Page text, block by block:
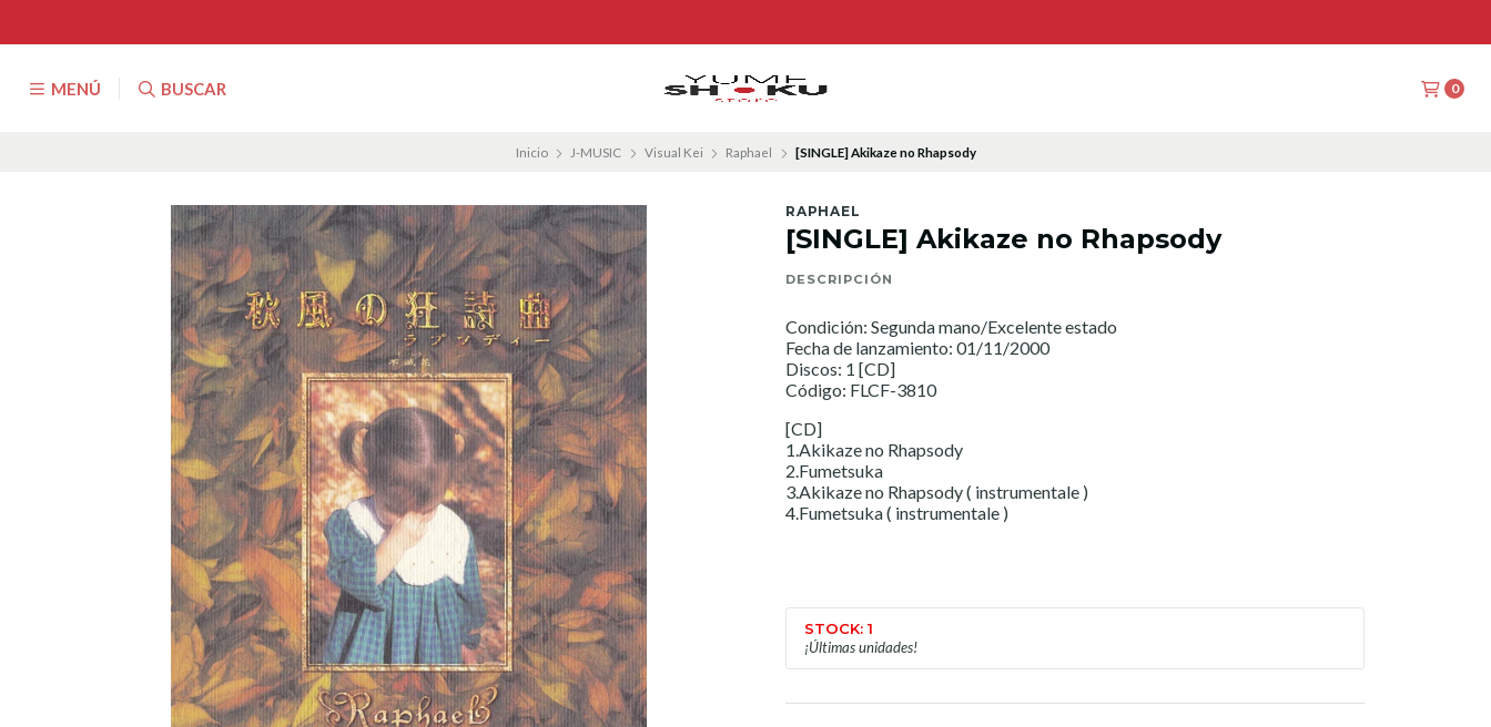
MENÚ BUSCAR 0
Inicio J-MUSIC Visual Kei Raphael [SINGLE] Akikaze no Rhapsody
RAPHAEL
[SINGLE] Akikaze no Rhapsody
DESCRIPCIÓN
Condición: Segunda mano/Excelente estado
Fecha de lanzamiento: 01/11/2000
Discos: 1 [CD]
Código: FLCF-3810
[CD]
1.Akikaze no Rhapsody
2.Fumetsuka
3.Akikaze no Rhapsody ( instrumentale )
4.Fumetsuka ( instrumentale )
STOCK: 1
¡Últimas unidades!